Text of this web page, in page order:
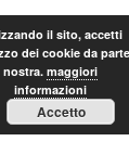
il sito, accetti
dei cookie da parte
nostra. maggiori
informazioni
Accetto